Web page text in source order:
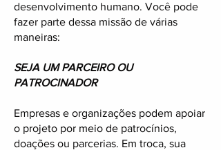
desenvolvimento humano. Você pode
fazer parte dessa missão de várias
maneiras:
SEJA UM PARCEIRO OU
PATROCINADOR
Empresas e organizações podem apoiar
o projeto por meio de patrocínios,
doações ou parcerias. Em troca, sua